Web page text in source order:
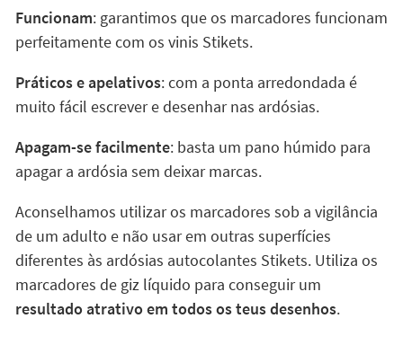
Funcionam: garantimos que os marcadores funcionam
perfeitamente com os vinis Stikets.
Práticos e apelativos: com a ponta arredondada é
muito fácil escrever e desenhar nas ardósias.
Apagam-se facilmente: basta um pano húmido para
apagar a ardósia sem deixar marcas.
Aconselhamos utilizar os marcadores sob a vigilância
de um adulto e não usar em outras superfícies
diferentes às ardósias autocolantes Stikets. Utiliza os
marcadores de giz líquido para conseguir um
resultado atrativo em todos os teus desenhos.